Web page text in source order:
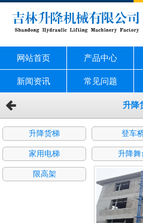
网站首页 产品中心
新闻资讯 常见问题
升降
升降货梯 登车
家用电梯 升降舞
限高架